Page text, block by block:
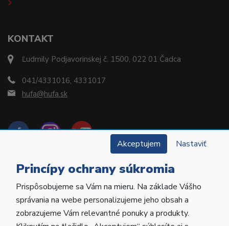
KONTAKT
Ľudmily Podjavorinskej č. 1500, 022 01 Čadca
041/4331016, 4331017
hufa@hufa.sk
Copyright © 2022 Hu-Fa Dental a.s. Všetky práva
vyhradené.
Akceptujem Nastaviť
Princípy ochrany súkromia
Prispôsobujeme sa Vám na mieru. Na základe Vášho
správania na webe personalizujeme jeho obsah a
zobrazujeme Vám relevantné ponuky a produkty.